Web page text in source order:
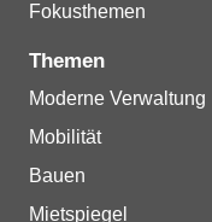
Fokusthemen
Themen
Moderne Verwaltung
Mobilität
Bauen
Mietspiegel